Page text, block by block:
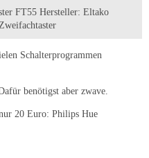
FT55 Hersteller: Eltako
Schalterprogrammen
benötigst aber zwave.
20 Euro: Philips Hue